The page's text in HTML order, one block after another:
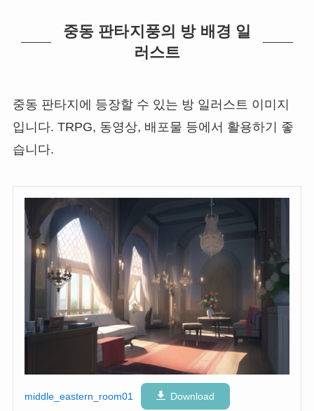
중동 판타지풍의 방 배경 일
러스트
중동 판타지에 등장할 수 있는 방 일러스트 이미지
입니다. TRPG, 동영상, 배포물 등에서 활용하기 좋
습니다.
middle_eastern_room01 Download